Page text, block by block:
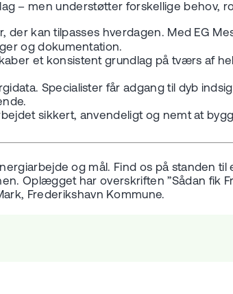
– men understøtter forskellige behov,
kan tilpasses hverdagen. Med EG
og dokumentation.
et konsistent grundlag på tværs af
Specialister får adgang til dyb
sikkert, anvendeligt og nemt at
og mål. Find os på standen til
Oplægget har overskriften ”Sådan fik
Frederikshavn Kommune.